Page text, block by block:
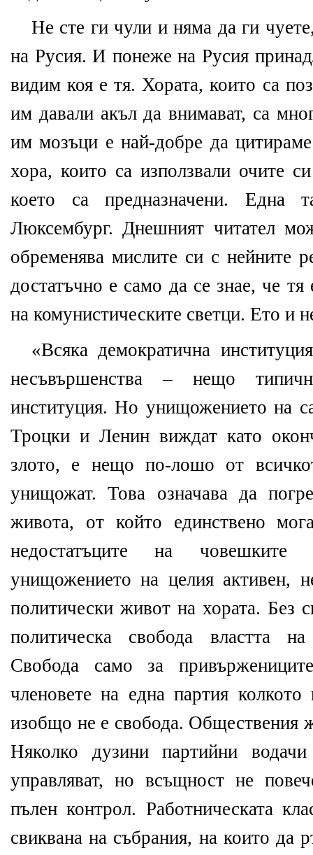
Не сте ги чули и няма да ги
на Русия. И понеже на Русия
видим коя е тя. Хората, които са
им давали акъл да внимават, са
им мозъци е най-добре да
хора, които са използвали очите
което са предназначени. Една
Люксембург. Днешният читател
обременява мислите си с нейните
достатъчно е само да се знае, че
на комунистическите светци. Ето и
«Всяка демократична
несъвършенства – нещо
институция. Но унищожението на
Троцки и Ленин виждат като
злото, е нещо по-лошо от
унищожат. Това означава да
живота, от който единствено
недостатъците на
унищожението на целия активен,
политически живот на хората. Без
политическа свобода властта
Свобода само за
членовете на една партия
изобщо не е свобода. Обществения
Няколко дузини партийни
управляват, но всъщност не
пълен контрол. Работническата
свиквана на събрания, на които да